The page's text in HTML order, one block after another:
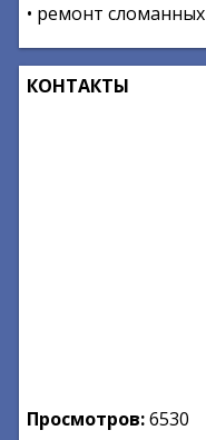
• ремонт
КОНТАКТЫ
Просмотров:6530